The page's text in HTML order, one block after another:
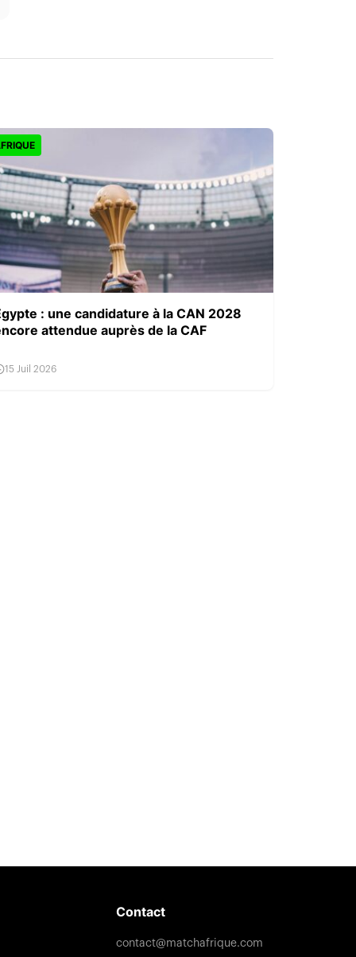
: une candidature à la CAN 2028
attendue auprès de la CAF
15 Juil 2026
Contact
contact@matchafrique.com